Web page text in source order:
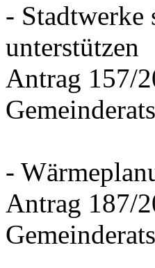
- Stadtwerke
unterstützen
Antrag 157/
-
Antrag 187/